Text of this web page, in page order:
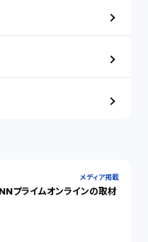
メディア掲載
プライムオンラインの取材